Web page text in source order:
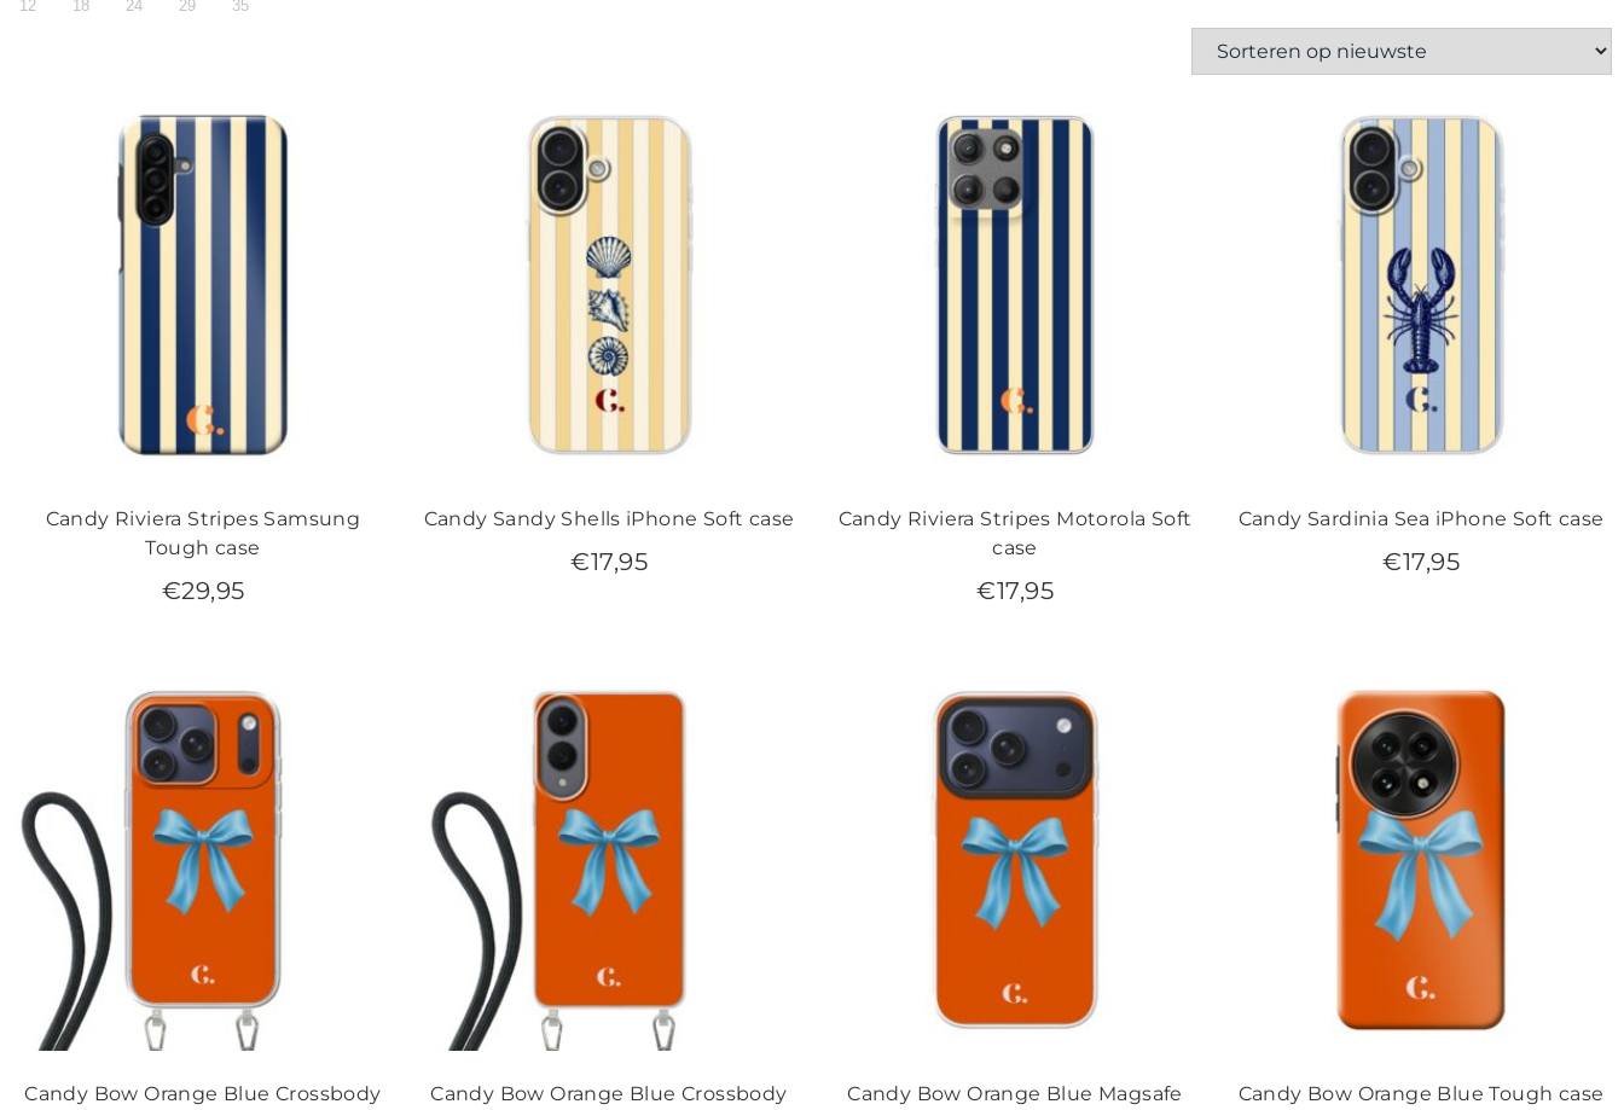
12 18 24 29 35
Candy Riviera Stripes Samsung
Tough case
€29,95
Candy Sandy Shells iPhone Soft case
€17,95
Candy Riviera Stripes Motorola Soft
case
€17,95
Candy Sardinia Sea iPhone Soft case
€17,95
Candy Bow Orange Blue Crossbody
Candy Bow Orange Blue Crossbody
Candy Bow Orange Blue Magsafe
Candy Bow Orange Blue Tough case